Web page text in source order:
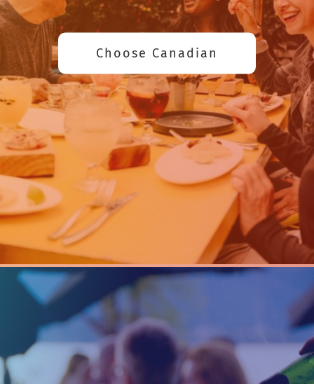
Choose Canadian